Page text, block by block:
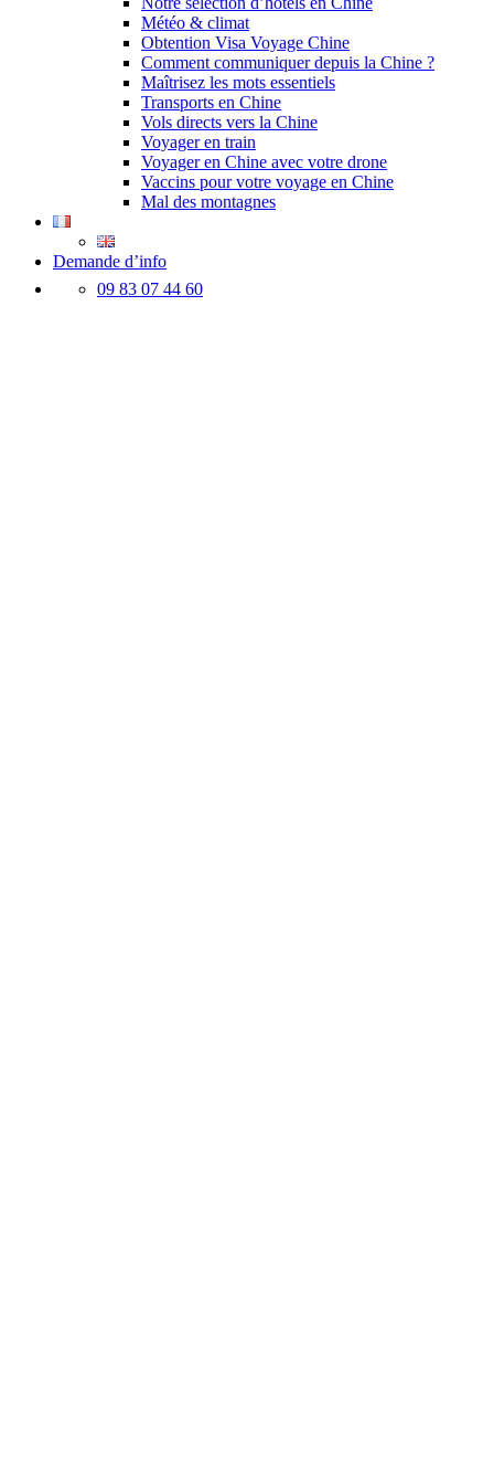
Météo & climat
Obtention Visa Voyage Chine
Comment communiquer depuis la Chine ?
Maîtrisez les mots essentiels
Transports en Chine
Vols directs vers la Chine
Voyager en train
Voyager en Chine avec votre drone
Vaccins pour votre voyage en Chine
Mal des montagnes
Demande d’info
09 83 07 44 60